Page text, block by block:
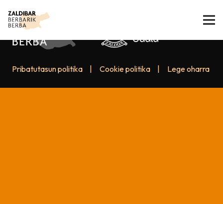
Pribatutasun politika Cookie politika Lege oharra